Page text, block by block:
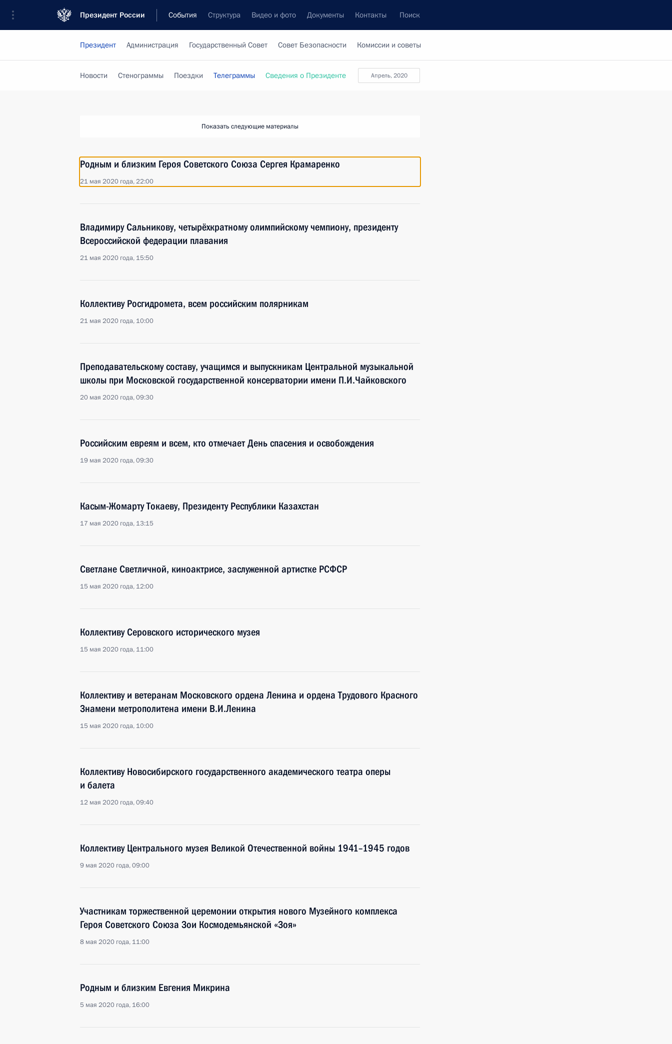
Президент России События Структура Видео и фото Документы Контакты Поиск
Президент Администрация Государственный Совет Совет Безопасности Комиссии и советы
апрель, 2020
Новости Стенограммы Поездки Телеграммы Сведения о Президенте
Показать следующие материалы
Родным и близким Героя Советского Союза Сергея Крамаренко
21 мая 2020 года, 22:00
Владимиру Сальникову, четырёхкратному олимпийскому чемпиону, президенту
Всероссийской федерации плавания
21 мая 2020 года, 15:50
Коллективу Росгидромета, всем российским полярникам
21 мая 2020 года, 10:00
Преподавательскому составу, учащимся и выпускникам Центральной музыкальной
школы при Московской государственной консерватории имени П.И.Чайковского
20 мая 2020 года, 09:30
Российским евреям и всем, кто отмечает День спасения и освобождения
19 мая 2020 года, 09:30
Касым-Жомарту Токаеву, Президенту Республики Казахстан
17 мая 2020 года, 13:15
Светлане Светличной, киноактрисе, заслуженной артистке РСФСР
15 мая 2020 года, 12:00
Коллективу Серовского исторического музея
15 мая 2020 года, 11:00
Коллективу и ветеранам Московского ордена Ленина и ордена Трудового Красного
Знамени метрополитена имени В.И.Ленина
15 мая 2020 года, 10:00
Коллективу Новосибирского государственного академического театра оперы
и балета
12 мая 2020 года, 09:40
Коллективу Центрального музея Великой Отечественной войны 1941–1945 годов
9 мая 2020 года, 09:00
Участникам торжественной церемонии открытия нового Музейного комплекса
Героя Советского Союза Зои Космодемьянской «Зоя»
8 мая 2020 года, 11:00
Родным и близким Евгения Микрина
5 мая 2020 года, 16:00